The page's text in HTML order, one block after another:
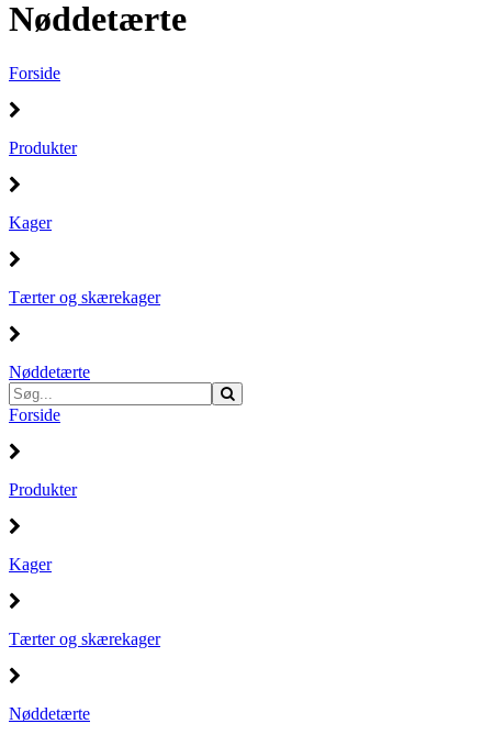
Nøddetærte
Forside
Produkter
Kager
Tærter og skærekager
Nøddetærte
Forside
Produkter
Kager
Tærter og skærekager
Nøddetærte